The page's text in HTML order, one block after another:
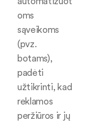
oms
sąveikoms
(pvz.
botams),
padėti
užtikrinti, kad
reklamos
peržiūros ir jų